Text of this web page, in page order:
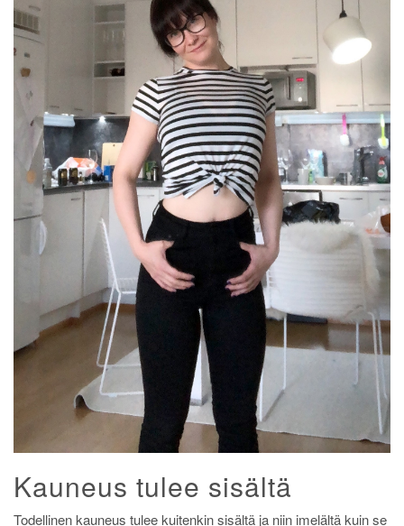
Kauneus tulee sisältä
Todellinen kauneus tulee kuitenkin sisältä ja niin imelältä kuin se